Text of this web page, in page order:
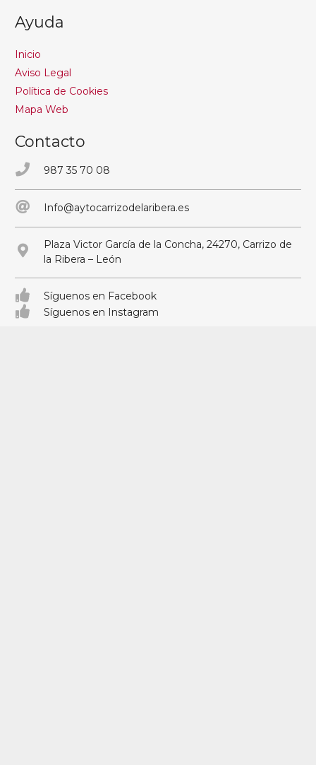
Ayuda
Inicio
Aviso Legal
Política de Cookies
Mapa Web
Contacto
987 35 70 08
Info@aytocarrizodelaribera.es
Plaza Victor García de la Concha, 24270, Carrizo de
la Ribera – León
Síguenos en Facebook
Síguenos en Instagram